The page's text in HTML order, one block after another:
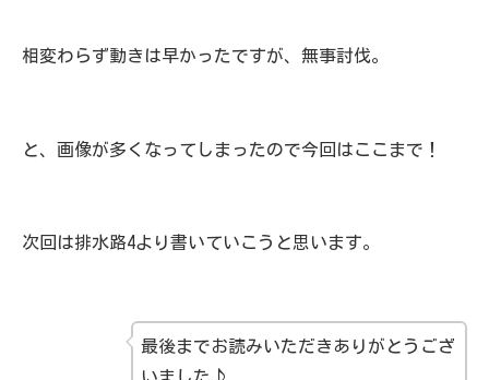
相変わらず動きは早かったですが、無事討伐。
と、画像が多くなってしまったので今回はここまで！
次回は排水路4より書いていこうと思います。
最後までお読みいただきありがとうござ